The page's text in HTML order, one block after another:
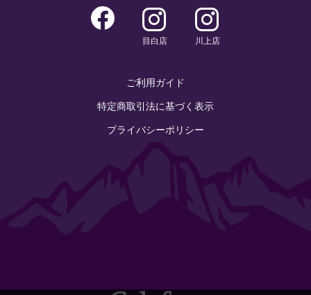
目白店 川上店
ご利用ガイド
特定商取引法に基づく表示
プライバシーポリシー